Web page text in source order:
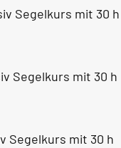
Segelkurs mit 30 h
Segelkurs mit 30 h
Segelkurs mit 30 h